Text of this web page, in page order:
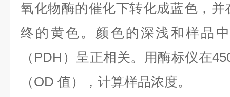
氧化物酶的催化下转化成蓝色，
终的黄色。颜色的深浅和样品
（PDH）呈正相关。用酶标仪在
（OD 值），计算样品浓度。